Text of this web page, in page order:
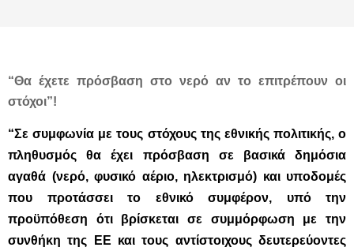
“Θα έχετε πρόσβαση στο νερό αν το επιτρέπουν οι
στόχοι”!
“Σε συμφωνία με τους στόχους της εθνικής πολιτικής, ο
πληθυσμός θα έχει πρόσβαση σε βασικά δημόσια
αγαθά (νερό, φυσικό αέριο, ηλεκτρισμό) και υποδομές
που προτάσσει το εθνικό συμφέρον,
υπό την
προϋπόθεση ότι βρίσκεται σε συμμόρφωση με την
συνθήκη της ΕΕ και τους αντίστοιχους δευτερεύοντες